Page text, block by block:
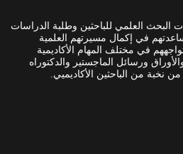
العلمي للباحثين وطلبة الدراسات
في إكمال مسيرتهم العلمية
في مختلف المهام الأكاديمية
ورسائل الماجستير والدكتوراه
نخبة من الباحثين الأكاديميي.